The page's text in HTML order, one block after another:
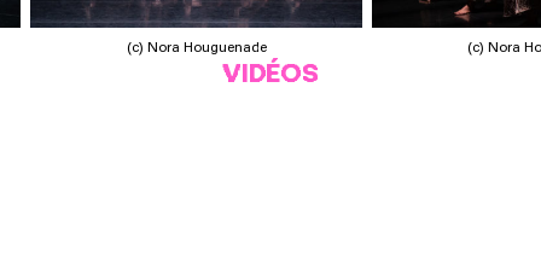
(c) Nora Houguenade (c) Nora
VIDÉOS